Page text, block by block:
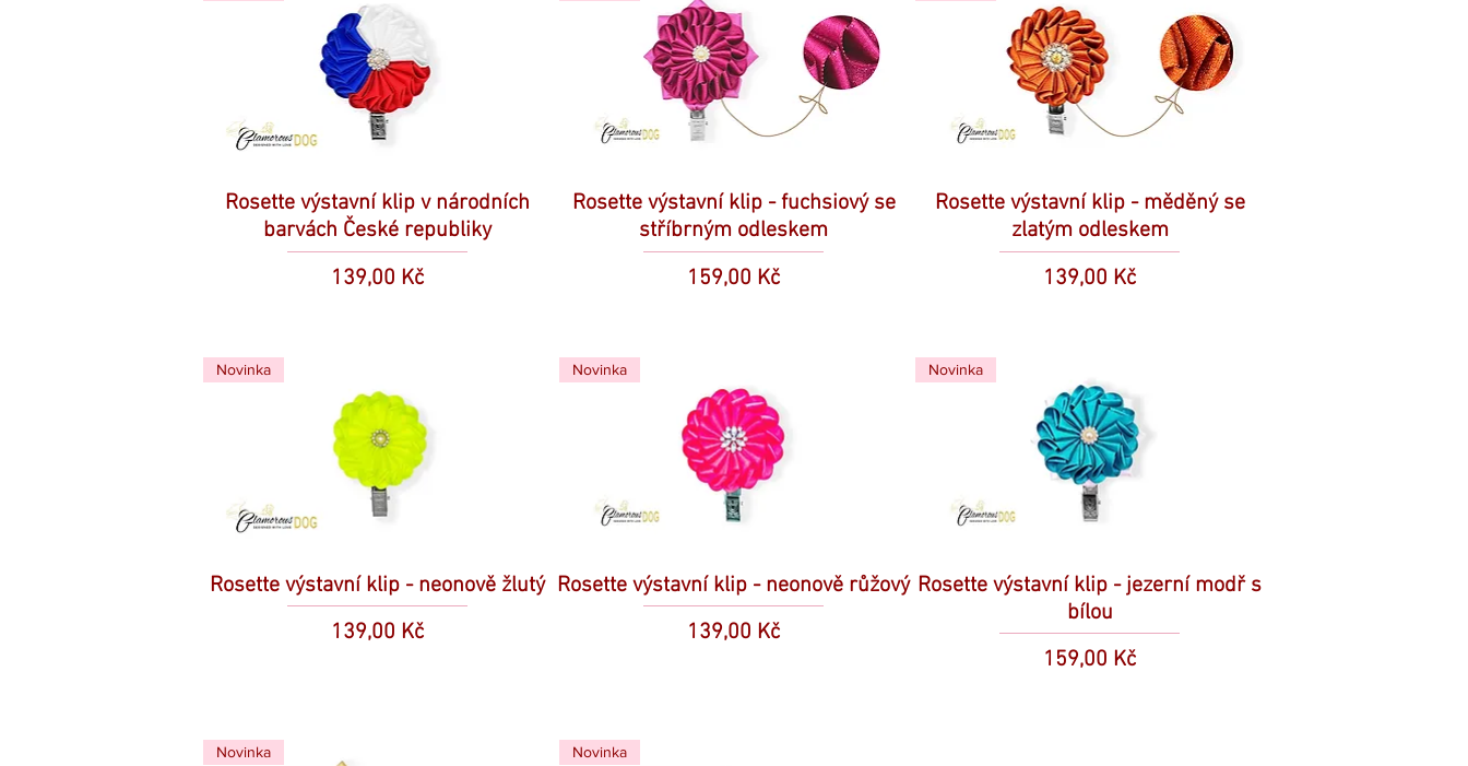
Rosette výstavní klip v národních
barvách České republiky
Cena
139,00 Kč
Rosette výstavní klip - fuchsiový se
stříbrným odleskem
Cena
159,00 Kč
Rosette výstavní klip - měděný se
zlatým odleskem
Cena
139,00 Kč
Novinka
Rosette výstavní klip - neonově žlutý
Cena
139,00 Kč
Novinka
Rosette výstavní klip - neonově růžový
Cena
139,00 Kč
Novinka
Rosette výstavní klip - jezerní modř s
bílou
Cena
159,00 Kč
Novinka Novinka